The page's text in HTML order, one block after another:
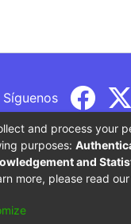
Síguenos
del Ministerio
and process your
purposes:
and
more, please read our